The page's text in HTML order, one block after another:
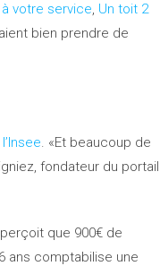
votre service, Un toit 2
bien prendre de
. «Et beaucoup de
fondateur du portail
que 900€ de
ans comptabilise une